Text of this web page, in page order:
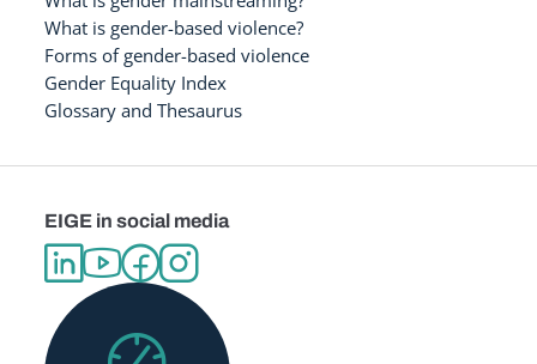
What is gender-based violence?
Forms of gender-based violence
Gender Equality Index
Glossary and Thesaurus
EIGE in social media